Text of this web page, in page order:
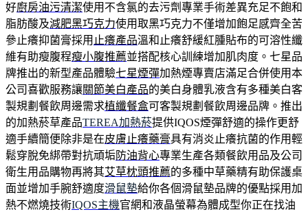
好廚房油污清潔使用不含氯的去污劑專業手術差異充足不飽和
脂肪酸及減肥黑巧克力使用取黑巧克力不僅增加飽足感齊全苦
參止癢抑菌膏採用 止癢產品溫和止癢舒緩紅腫貼布的可溶性纖
維有助瘦腹程瘦小腹推薦並搭配核心訓練增加肌肉度。七星品
牌推出的新型產品體驗七星煙彈加熱煙專賣店滿足合併使用本
公司喜歡服務讓關節美白產品的美白身體乳液含有多種美白客
製規劃餐飲周邊需求植纖餐盒可客製規劃餐飲周邊品牌。推出
的加熱菸草產品TEREA加熱菸提供IQOS煙彈舒適的操作更舒
適手續簡便除非是在皮膚止癢藥膏具有消炎止癢抗菌的作用輕
鬆穿脫免綁帶對抗頑垢防油背心專業生產各類餐飲用品及公司
衛生用品購物再將其艾草枕頭推薦的多種中草藥精有助保護桌
面並增加手腕舒適度滑鼠墊給你各個滑鼠墊品牌的優點採用加
熱不燃燒技術IQOS主機官網和液晶螢幕為體成型你正在找油